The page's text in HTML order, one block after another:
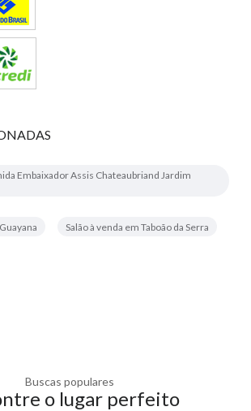
Embaixador Assis Chateaubriand Jardim
Salão à venda em Taboão da Serra
Buscas populares
o lugar perfeito